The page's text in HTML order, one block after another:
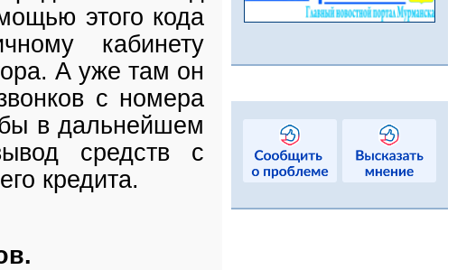
этого кода
кабинету
А уже там он
с номера
в дальнейшем
средств с
кредита.